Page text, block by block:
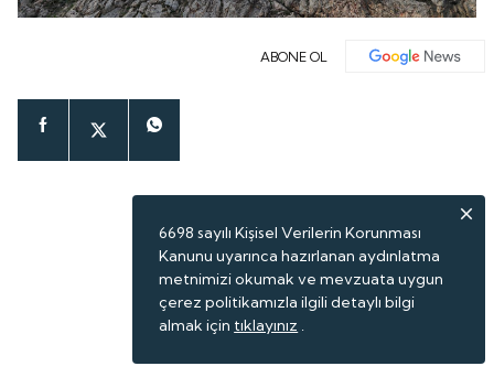
ABONE OL
6698 sayılı Kişisel Verilerin Korunması
Kanunu uyarınca hazırlanan aydınlatma
metnimizi okumak ve mevzuata uygun
çerez politikamızla ilgili detaylı bilgi
almak için tıklayınız .